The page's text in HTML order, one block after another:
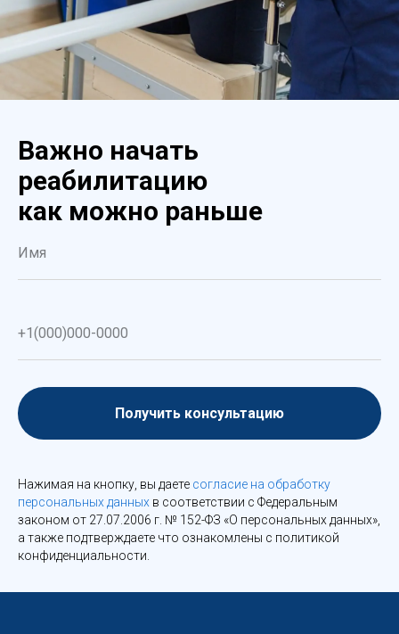
Важно начать
реабилитацию
как можно раньше
Получить консультацию
Нажимая на кнопку, вы даете согласие на обработку
персональных данных в соответствии с Федеральным
законом от 27.07.2006 г. № 152-ФЗ «О персональных данных»,
а также подтверждаете что ознакомлены с политикой
конфиденциальности.